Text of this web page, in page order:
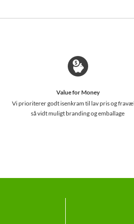
Value for Money
Vi prioriterer godt isenkram til lav pris og
så vidt muligt branding og emballage